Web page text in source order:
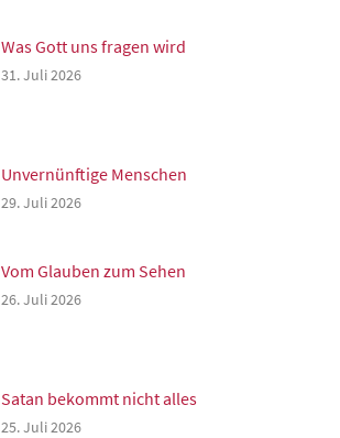
Was Gott uns fragen wird
31. Juli 2026
Unvernünftige Menschen
29. Juli 2026
Vom Glauben zum Sehen
26. Juli 2026
Satan bekommt nicht alles
25. Juli 2026